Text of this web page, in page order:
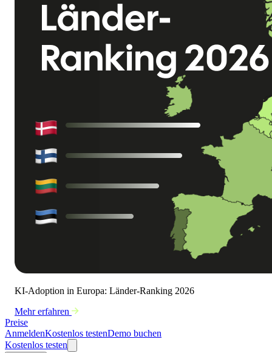
KI-Adoption in Europa: Länder-Ranking 2026
Mehr erfahren
Preise
AnmeldenKostenlos testenDemo buchen
Kostenlos testen